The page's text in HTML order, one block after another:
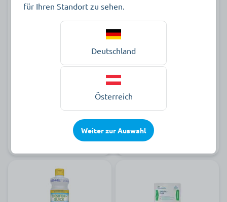
für Ihren Standort zu sehen.
Deutschland
Österreich
Weiter zur Auswahl